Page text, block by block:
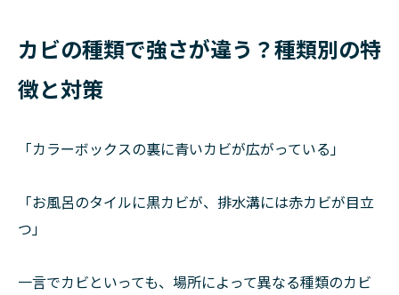
カビの種類で強さが違う？種類別の特
徴と対策
「カラーボックスの裏に青いカビが広がっている」
「お風呂のタイルに黒カビが、排水溝には赤カビが目立
つ」
一言でカビといっても、場所によって異なる種類のカビ